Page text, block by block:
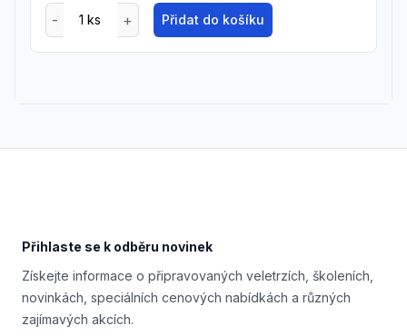
Přidat do košíku
Přihlaste se k odběru novinek
Získejte informace o připravovaných veletrzích, školeních,
novinkách, speciálních cenových nabídkách a různých
zajímavých akcích.